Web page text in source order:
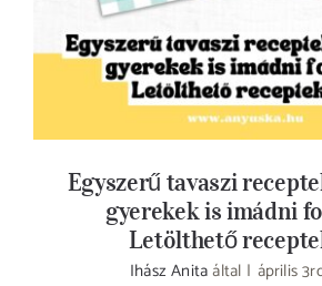
Egyszerű tavaszi
gyerekek is imádni
Letölthető
Ihász Anitaáltal | április